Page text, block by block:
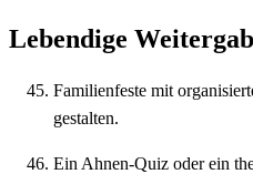
Lebendige
Familienfeste mit
gestalten.
Ein Ahnen-Quiz oder ein